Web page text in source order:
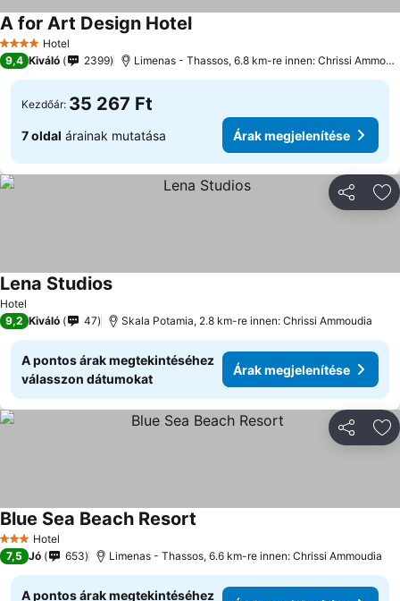
4 KategóriaHotel
A for Art Design Hotel
9,4 Kiváló 2399 Limenas - Thassos, 6.8 km-re innen: Chrissi Ammoudia
Kezdőár: 35 267 Ft
7 oldal árainak mutatása Árak megjelenítése
Hotel
Lena Studios
9,2 Kiváló 47 Skala Potamia, 2.8 km-re innen: Chrissi Ammoudia
A pontos árak megtekintéséhez
válasszon dátumokat
Árak megjelenítése
3 Kategória
Hotel
Blue Sea Beach Resort
7,5 Jó 653 Limenas - Thassos, 6.6 km-re innen: Chrissi Ammoudia
A pontos árak megtekintéséhez